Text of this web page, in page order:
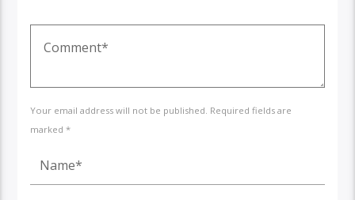
Your email address will not be published. Required fields are
marked *